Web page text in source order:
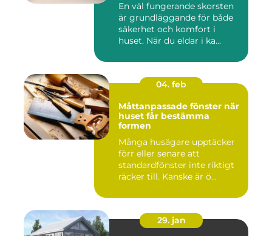
En väl fungerande skorsten
är grundläggande för både
säkerhet och komfort i
huset. När du eldar i ka...
04. feb
Måttanpassade fönster när
huset får bestämma
formen
Många husägare upptäcker
förr eller senare att
standardfönster inte riktigt
räcker till. Kanske är ö...
29. jan